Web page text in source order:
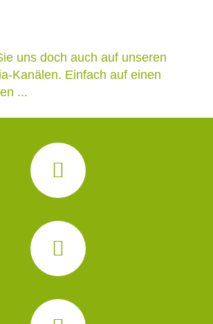
uns doch auch auf unseren
Kanälen. Einfach auf einen
...